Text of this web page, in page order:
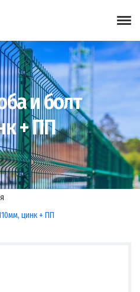
и болт
+ ПП
цинк + ПП